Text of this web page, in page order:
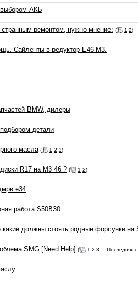
выбором АКБ
ремонтом, нужно мнение: ( 1 2)
Сайленты в редуктор Е46 М3.
BMW, дилеры
детали
масла ( 1 2 3)
R17 на М3 46 ? ( 1 2)
е34
работа S50B30
какие должны стоять родные форсунки на
SMG [Need Help] ( 1 2 3
Последняя